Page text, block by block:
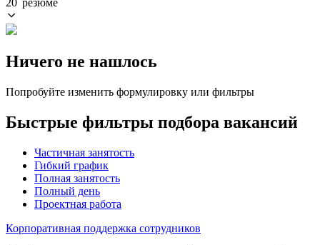
Ничего не нашлось
Попробуйте изменить формулировку или фильтры
Быстрые фильтры подбора вакансий
Частичная занятость
Гибкий график
Полная занятость
Полный день
Проектная работа
Корпоративная поддержка сотрудников